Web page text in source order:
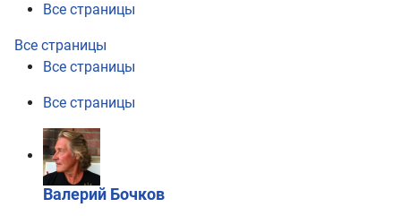
Все страницы
Все страницы
Все страницы
Все страницы
Валерий Бочков